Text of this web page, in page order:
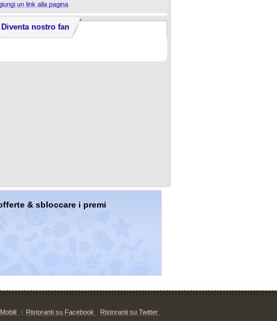
un link alla pagina
Diventa nostro fan
& sbloccare i premi
| Ristoranti su Facebook Ristoranti su Twitter